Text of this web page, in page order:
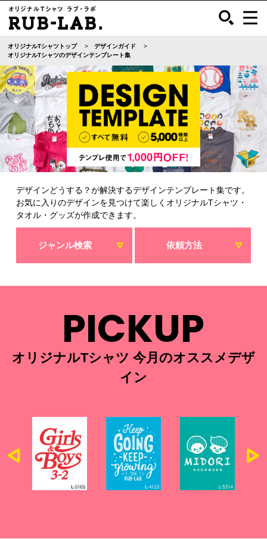
オリジナルTシャツトップ
デザインガイド
オリジナルTシャツのデザインテンプレート集
デザインどうする？が解決するデザインテンプレート集です。
お気に入りのデザインを見つけて楽しくオリジナルTシャツ・
タオル・グッズが作成できます。
ジャンル検索 依頼方法
PICKUP
オリジナルTシャツ 今月のオススメデザ
イン